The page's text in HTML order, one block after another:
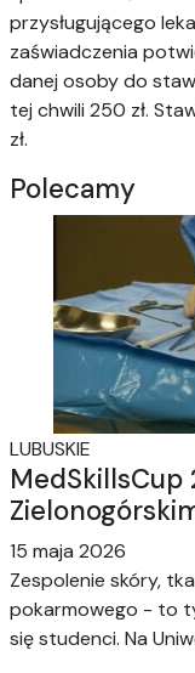
przysługującego
zaświadczenia
danej osoby do
tej chwili 250 zł.
zł.
Polecamy
LUBUSKIE
15 maja 2026
Zespolenie skóry,
pokarmowego - to
się studenci. Na